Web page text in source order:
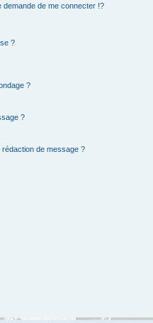
demande de me connecter !?
?
?
?
de message ?